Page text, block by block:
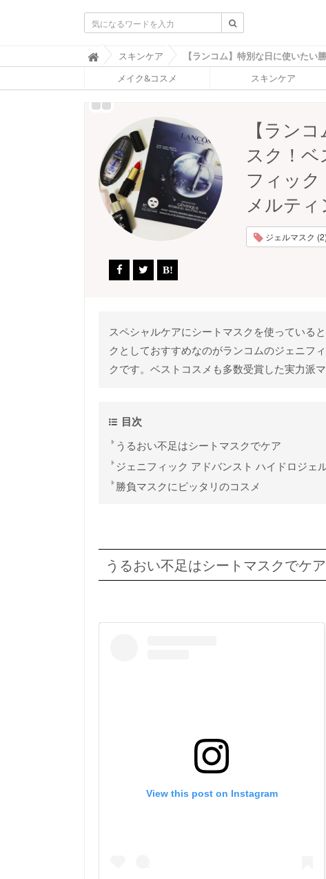
ふ
ぉ
ち
ゅ
O
R
T
U
N
スキンケア
メイク&コスメ スキンケア
【ラン
スク！
フィッ
メルテ
ジェルマスク (2)
スペシャルケアにシートマスクを使っている
クとしておすすめなのがランコムのジェニフ
クです。ベストコスメも多数受賞した実力派
目次
うるおい不足はシートマスクでケア
ジェニフィック アドバンスト ハイドロジェ
勝負マスクにピッタリのコスメ
うるおい不足はシートマスクでケア
View this post on Instagram